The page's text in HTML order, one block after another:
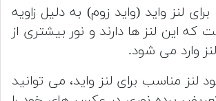
لنز واید (واید زوم) به دلیل زاویه
که این لنز ها دارند و نور بیشتری از
وارد می شود.
لنز مناسب برای لنز واید، می توانید